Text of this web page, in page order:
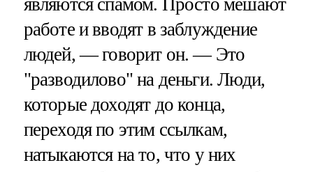
являются спамом. Просто мешают
работе и вводят в заблуждение
людей, — говорит он. — Это
"разводилово" на деньги. Люди,
которые доходят до конца,
переходя по этим ссылкам,
натыкаются на то, что у них